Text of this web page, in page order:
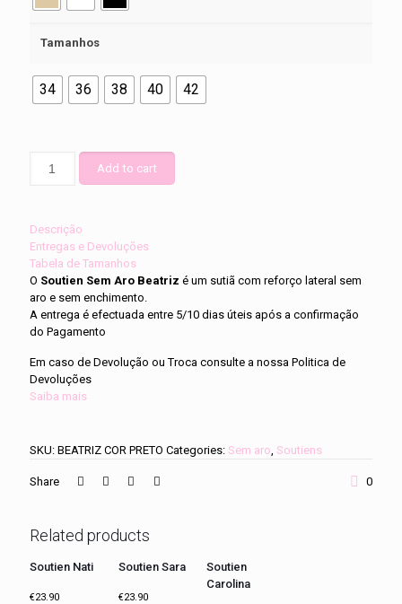
Tamanhos
34 36 38 40 42
Sem
quantity
Add to cart
Descrição
Entregas e Devoluções
Tabela de Tamanhos
O Soutien Sem Aro Beatriz é um sutiã com reforço lateral sem
aro e sem enchimento.
A entrega é efectuada entre 5/10 dias úteis após a confirmação
do Pagamento
Em caso de Devolução ou Troca consulte a nossa Politica de
Devoluções
Saiba mais
SKU: BEATRIZ COR PRETO Categories: Sem aro, Soutiens
Share 0
Related products
Soutien Nati
€23.90
Soutien Sara
€23.90
Soutien
Carolina